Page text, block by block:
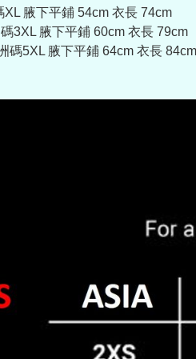
XL 腋下平鋪 54cm 衣長 74cm
3XL 腋下平鋪 60cm 衣長 79cm
碼5XL 腋下平鋪 64cm 衣長 84cm